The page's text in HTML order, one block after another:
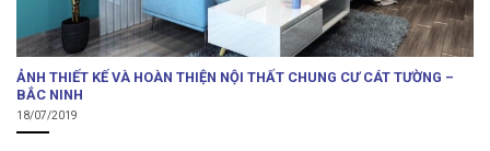
ẢNH THIẾT KẾ VÀ HOÀN THIỆN NỘI THẤT CHUNG CƯ CÁT TƯỜNG –
BẮC NINH
18/07/2019